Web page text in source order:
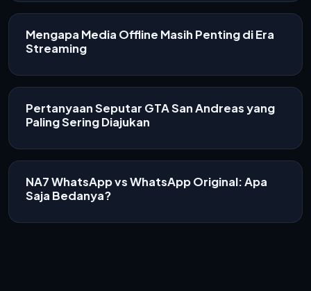
Mengapa Media Offline Masih Penting di Era
Streaming
Pertanyaan Seputar GTA San Andreas yang
Paling Sering Diajukan
NA7 WhatsApp vs WhatsApp Original: Apa
Saja Bedanya?